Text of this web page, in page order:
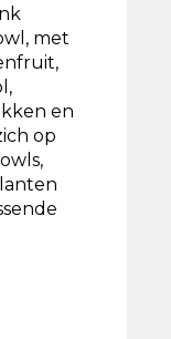
met
en
op